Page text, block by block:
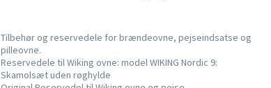
Tilbehør og reservedele for brændeovne, pejseindsatse og
pilleovne.
Reservedele til Wiking ovne: model WIKING Nordic 9:
Skamolsæt uden røghylde